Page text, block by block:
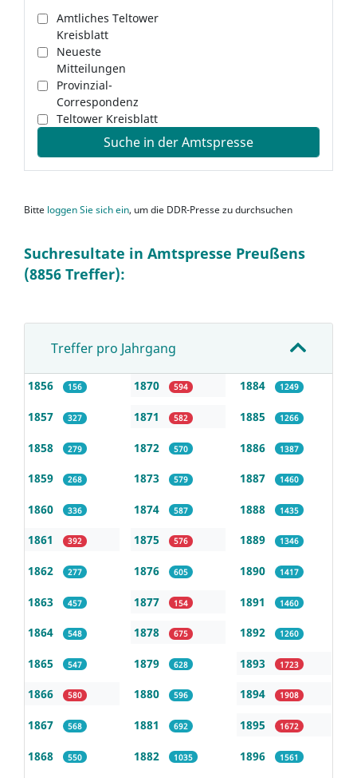
Amtliches Teltower
Kreisblatt
Neueste
Mitteilungen
Provinzial-
Correspondenz
Teltower Kreisblatt
Suche in der Amtspresse
Bitte loggen Sie sich ein, um die DDR-Presse zu durchsuchen
Suchresultate in Amtspresse Preußens
(8856 Treffer):
Treffer pro Jahrgang
1856 156
1857 327
1858 279
1859 268
1860 336
1861 392
1862 277
1863 457
1864 548
1865 547
1866 580
1867 568
1868 550
1870 594
1871 582
1872 570
1873 579
1874 587
1875 576
1876 605
1877 154
1878 675
1879 628
1880 596
1881 692
1882 1035
1884 1249
1885 1266
1886 1387
1887 1460
1888 1435
1889 1346
1890 1417
1891 1460
1892 1260
1893 1723
1894 1908
1895 1672
1896 1561